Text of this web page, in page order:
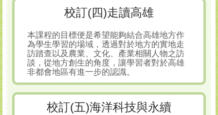
校訂(四)走讀高雄
本課程的目標便是希望能夠結合高雄地方作
為學生學習的場域，透過對於地方的實地走
訪踏查以及農業、文化、產業相關人物之訪
談，從地方創生的角度，讓學習者對於高雄
非都會地區有進一步的認識。
校訂(五)海洋科技與永續